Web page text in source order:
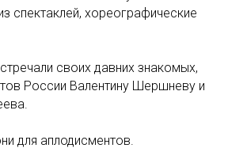
спектаклей, хореографические
своих давних знакомых,
России Валентину Шершневу и
для аплодисментов.